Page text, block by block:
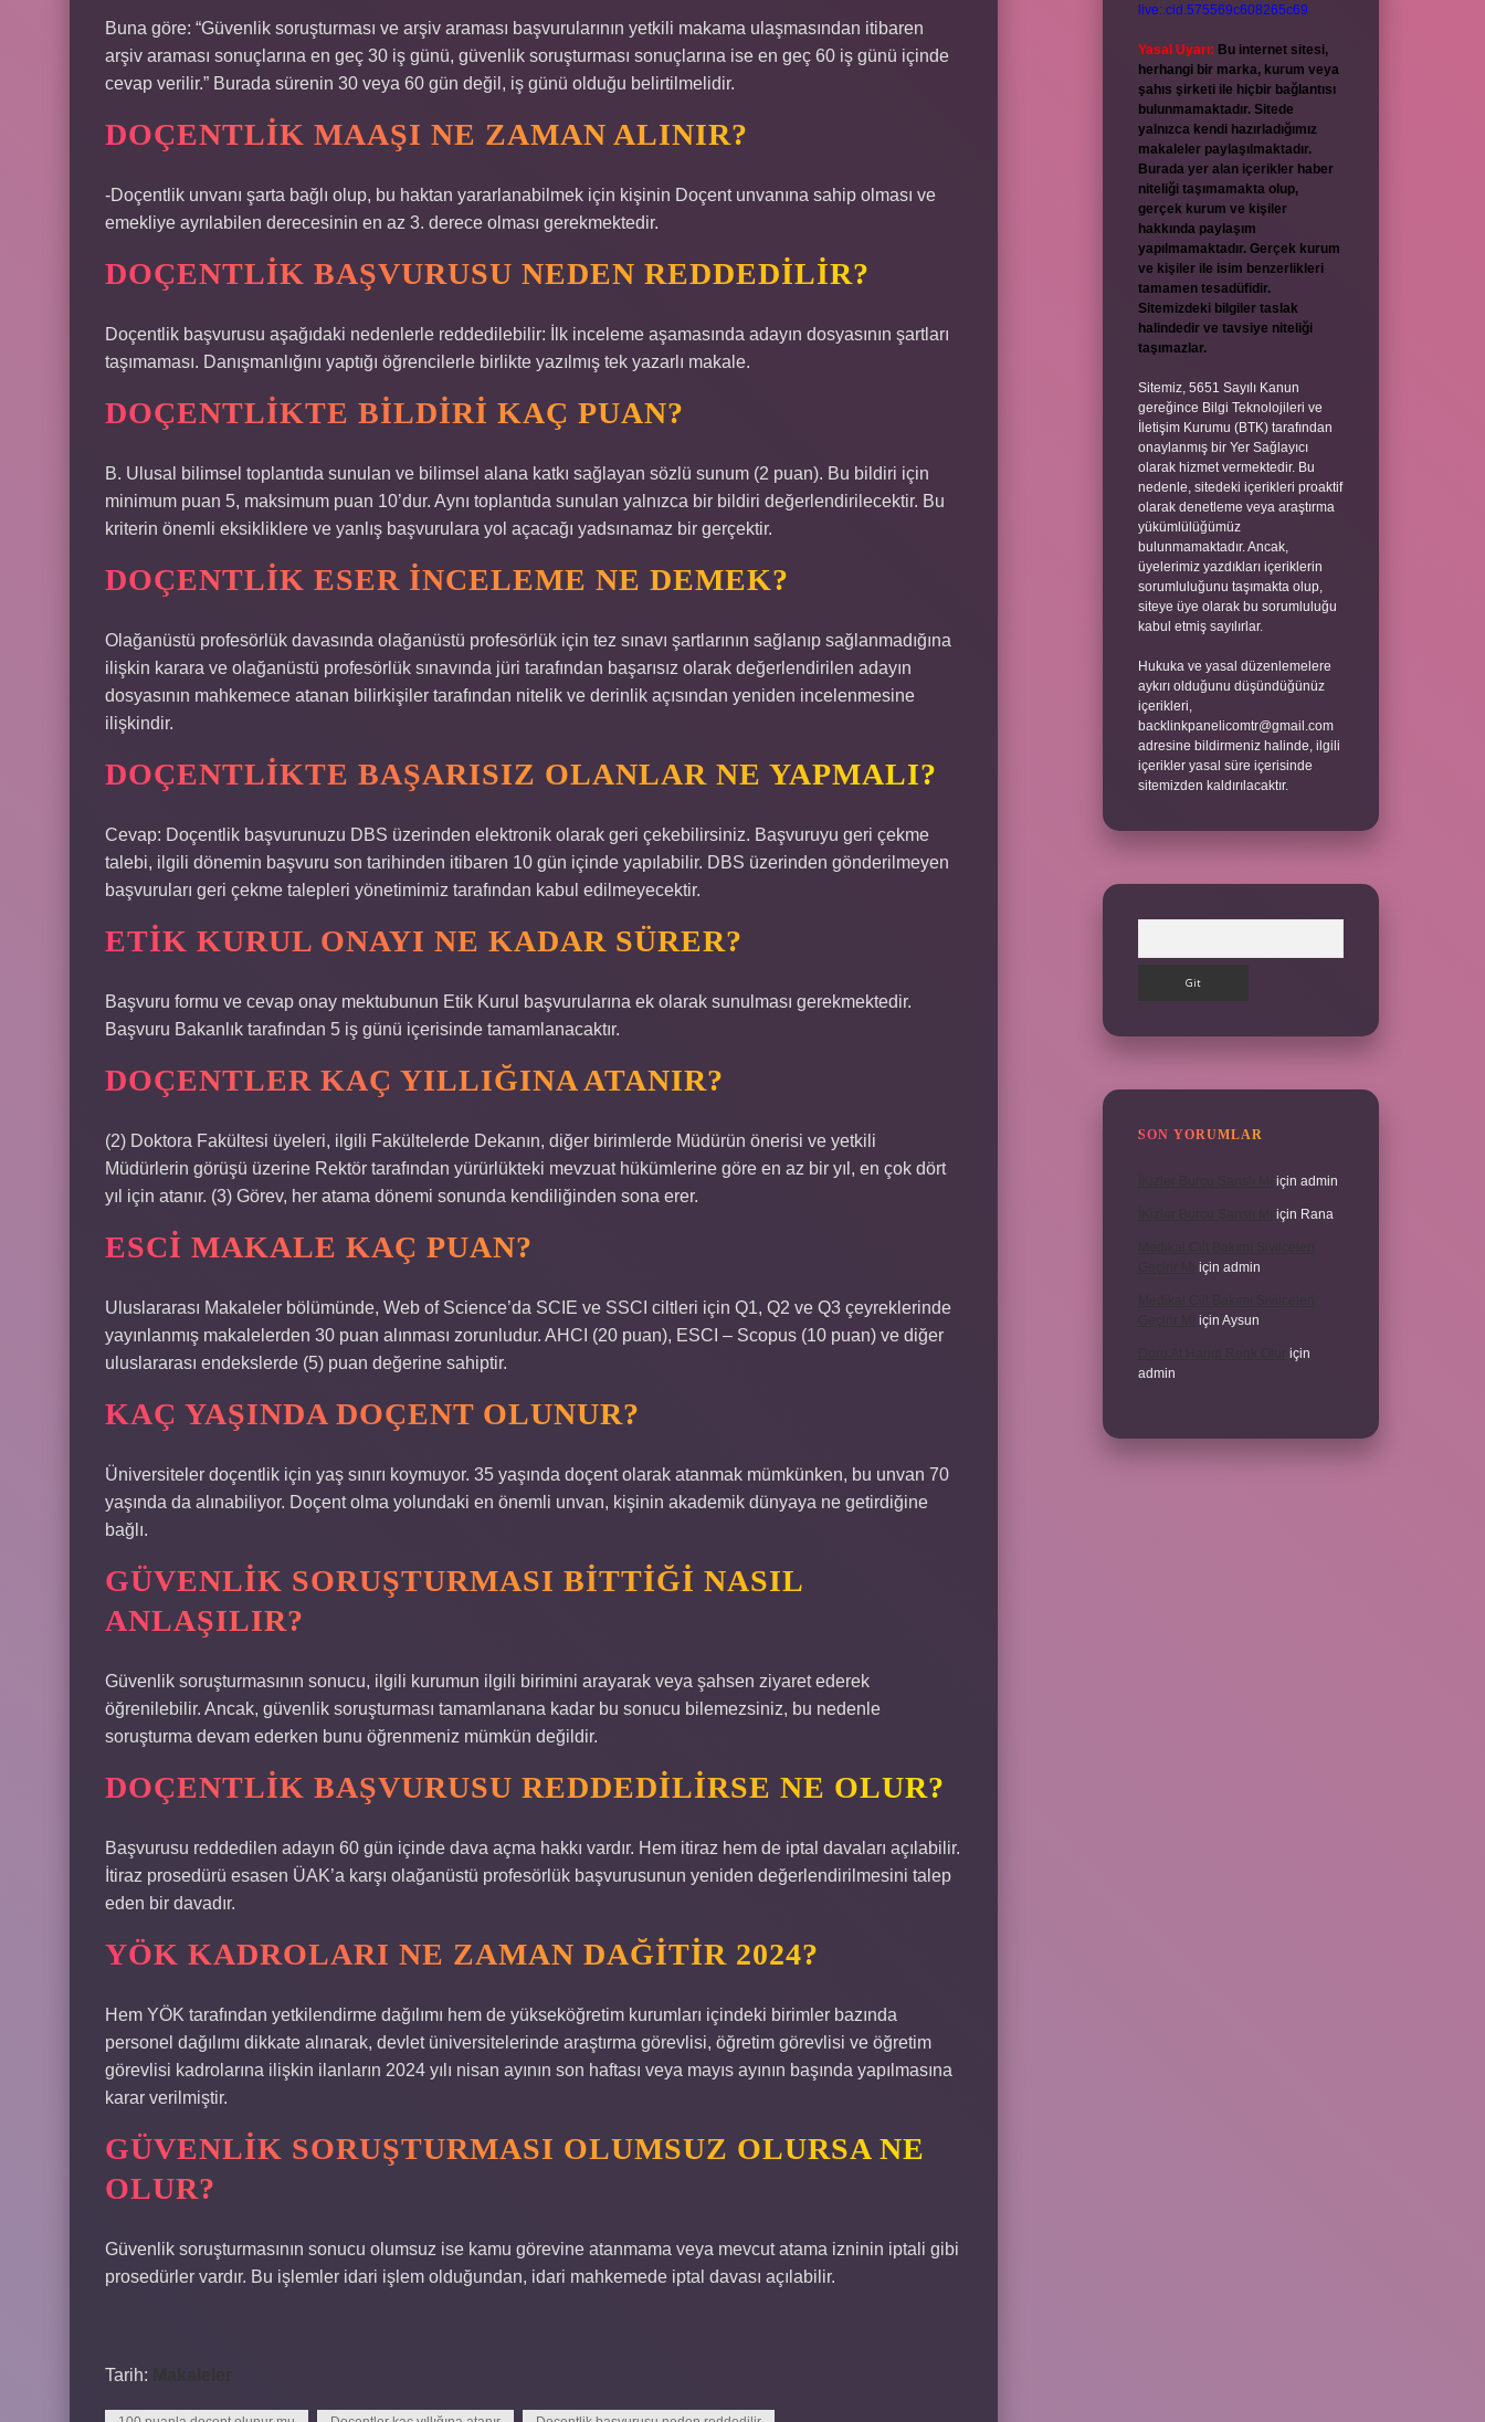
Buna göre: “Güvenlik soruşturması ve arşiv araması başvurularının yetkili makama ulaşmasından itibaren
arşiv araması sonuçlarına en geç 30 iş günü, güvenlik soruşturması sonuçlarına ise en geç 60 iş günü içinde
cevap verilir.” Burada sürenin 30 veya 60 gün değil, iş günü olduğu belirtilmelidir.
DOÇENTLIK MAAŞI NE ZAMAN ALINIR?
-Doçentlik unvanı şarta bağlı olup, bu haktan yararlanabilmek için kişinin Doçent unvanına sahip olması ve
emekliye ayrılabilen derecesinin en az 3. derece olması gerekmektedir.
DOÇENTLIK BAŞVURUSU NEDEN REDDEDILIR?
Doçentlik başvurusu aşağıdaki nedenlerle reddedilebilir: İlk inceleme aşamasında adayın dosyasının şartları
taşımaması. Danışmanlığını yaptığı öğrencilerle birlikte yazılmış tek yazarlı makale.
DOÇENTLIKTE BILDIRI KAÇ PUAN?
B. Ulusal bilimsel toplantıda sunulan ve bilimsel alana katkı sağlayan sözlü sunum (2 puan). Bu bildiri için
minimum puan 5, maksimum puan 10’dur. Aynı toplantıda sunulan yalnızca bir bildiri değerlendirilecektir. Bu
kriterin önemli eksikliklere ve yanlış başvurulara yol açacağı yadsınamaz bir gerçektir.
DOÇENTLIK ESER INCELEME NE DEMEK?
Olağanüstü profesörlük davasında olağanüstü profesörlük için tez sınavı şartlarının sağlanıp sağlanmadığına
ilişkin karara ve olağanüstü profesörlük sınavında jüri tarafından başarısız olarak değerlendirilen adayın
dosyasının mahkemece atanan bilirkişiler tarafından nitelik ve derinlik açısından yeniden incelenmesine
ilişkindir.
DOÇENTLIKTE BAŞARISIZ OLANLAR NE YAPMALI?
Cevap: Doçentlik başvurunuzu DBS üzerinden elektronik olarak geri çekebilirsiniz. Başvuruyu geri çekme
talebi, ilgili dönemin başvuru son tarihinden itibaren 10 gün içinde yapılabilir. DBS üzerinden gönderilmeyen
başvuruları geri çekme talepleri yönetimimiz tarafından kabul edilmeyecektir.
ETIK KURUL ONAYI NE KADAR SÜRER?
Başvuru formu ve cevap onay mektubunun Etik Kurul başvurularına ek olarak sunulması gerekmektedir.
Başvuru Bakanlık tarafından 5 iş günü içerisinde tamamlanacaktır.
DOÇENTLER KAÇ YILLIĞINA ATANIR?
(2) Doktora Fakültesi üyeleri, ilgili Fakültelerde Dekanın, diğer birimlerde Müdürün önerisi ve yetkili
Müdürlerin görüşü üzerine Rektör tarafından yürürlükteki mevzuat hükümlerine göre en az bir yıl, en çok dört
yıl için atanır. (3) Görev, her atama dönemi sonunda kendiliğinden sona erer.
ESCI MAKALE KAÇ PUAN?
Uluslararası Makaleler bölümünde, Web of Science’da SCIE ve SSCI ciltleri için Q1, Q2 ve Q3 çeyreklerinde
yayınlanmış makalelerden 30 puan alınması zorunludur. AHCI (20 puan), ESCI – Scopus (10 puan) ve diğer
uluslararası endekslerde (5) puan değerine sahiptir.
KAÇ YAŞINDA DOÇENT OLUNUR?
Üniversiteler doçentlik için yaş sınırı koymuyor. 35 yaşında doçent olarak atanmak mümkünken, bu unvan 70
yaşında da alınabiliyor. Doçent olma yolundaki en önemli unvan, kişinin akademik dünyaya ne getirdiğine
bağlı.
GÜVENLIK SORUŞTURMASI BITTIĞI NASIL
ANLAŞILIR?
Güvenlik soruşturmasının sonucu, ilgili kurumun ilgili birimini arayarak veya şahsen ziyaret ederek
öğrenilebilir. Ancak, güvenlik soruşturması tamamlanana kadar bu sonucu bilemezsiniz, bu nedenle
soruşturma devam ederken bunu öğrenmeniz mümkün değildir.
DOÇENTLIK BAŞVURUSU REDDEDILIRSE NE OLUR?
Başvurusu reddedilen adayın 60 gün içinde dava açma hakkı vardır. Hem itiraz hem de iptal davaları açılabilir.
İtiraz prosedürü esasen ÜAK’a karşı olağanüstü profesörlük başvurusunun yeniden değerlendirilmesini talep
eden bir davadır.
YÖK KADROLARI NE ZAMAN DAĞITIR 2024?
Hem YÖK tarafından yetkilendirme dağılımı hem de yükseköğretim kurumları içindeki birimler bazında
personel dağılımı dikkate alınarak, devlet üniversitelerinde araştırma görevlisi, öğretim görevlisi ve öğretim
görevlisi kadrolarına ilişkin ilanların 2024 yılı nisan ayının son haftası veya mayıs ayının başında yapılmasına
karar verilmiştir.
GÜVENLIK SORUŞTURMASI OLUMSUZ OLURSA NE
OLUR?
Güvenlik soruşturmasının sonucu olumsuz ise kamu görevine atanmama veya mevcut atama izninin iptali gibi
prosedürler vardır. Bu işlemler idari işlem olduğundan, idari mahkemede iptal davası açılabilir.
Tarih: Makaleler
live:.cid.575569c608265c69
Yasal Uyarı: Bu internet sitesi,
herhangi bir marka, kurum veya
şahıs şirketi ile hiçbir bağlantısı
bulunmamaktadır. Sitede
yalnızca kendi hazırladığımız
makaleler paylaşılmaktadır.
Burada yer alan içerikler haber
niteliği taşımamakta olup,
gerçek kurum ve kişiler
hakkında paylaşım
yapılmamaktadır. Gerçek kurum
ve kişiler ile isim benzerlikleri
tamamen tesadüfidir.
Sitemizdeki bilgiler taslak
halindedir ve tavsiye niteliği
taşımazlar.
Sitemiz, 5651 Sayılı Kanun
gereğince Bilgi Teknolojileri ve
İletişim Kurumu (BTK) tarafından
onaylanmış bir Yer Sağlayıcı
olarak hizmet vermektedir. Bu
nedenle, sitedeki içerikleri proaktif
olarak denetleme veya araştırma
yükümlülüğümüz
bulunmamaktadır. Ancak,
üyelerimiz yazdıkları içeriklerin
sorumluluğunu taşımakta olup,
siteye üye olarak bu sorumluluğu
kabul etmiş sayılırlar.
Hukuka ve yasal düzenlemelere
aykırı olduğunu düşündüğünüz
içerikleri,
backlinkpanelicomtr@gmail.com
adresine bildirmeniz halinde, ilgili
içerikler yasal süre içerisinde
sitemizden kaldırılacaktır.
SON YORUMLAR
için admin
için Rana
için admin
için Aysun
için
admin